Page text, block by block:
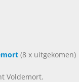
(8 x uitgekomen)
Voldemort.